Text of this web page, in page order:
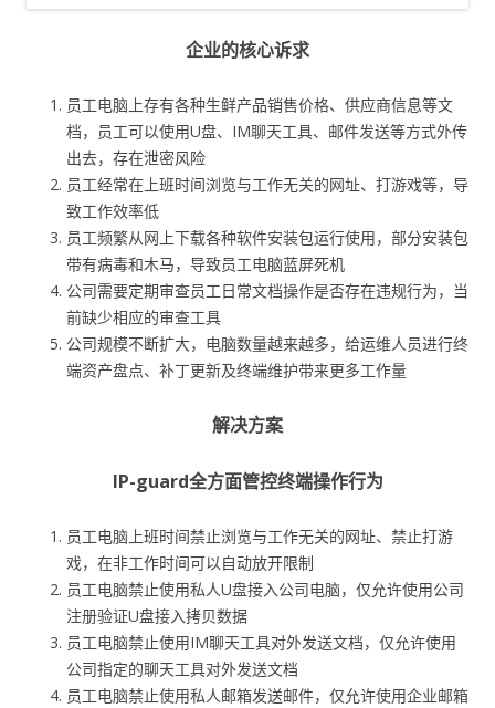
企业的核心诉求
员工电脑上存有各种生鲜产品销售价格、供应商信息等文
档，员工可以使用U盘、IM聊天工具、邮件发送等方式外传
出去，存在泄密风险
员工经常在上班时间浏览与工作无关的网址、打游戏等，导
致工作效率低
员工频繁从网上下载各种软件安装包运行使用，部分安装包
带有病毒和木马，导致员工电脑蓝屏死机
公司需要定期审查员工日常文档操作是否存在违规行为，当
前缺少相应的审查工具
公司规模不断扩大，电脑数量越来越多，给运维人员进行终
端资产盘点、补丁更新及终端维护带来更多工作量
解决方案
IP-guard全方面管控终端操作行为
员工电脑上班时间禁止浏览与工作无关的网址、禁止打游
戏，在非工作时间可以自动放开限制
员工电脑禁止使用私人U盘接入公司电脑，仅允许使用公司
注册验证U盘接入拷贝数据
员工电脑禁止使用IM聊天工具对外发送文档，仅允许使用
公司指定的聊天工具对外发送文档
员工电脑禁止使用私人邮箱发送邮件，仅允许使用企业邮箱